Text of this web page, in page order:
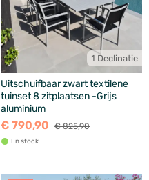
1 Declinatie
Uitschuifbaar zwart textilene
tuinset 8 zitplaatsen -Grijs
aluminium
€ 790,90 € 825,90
En stock